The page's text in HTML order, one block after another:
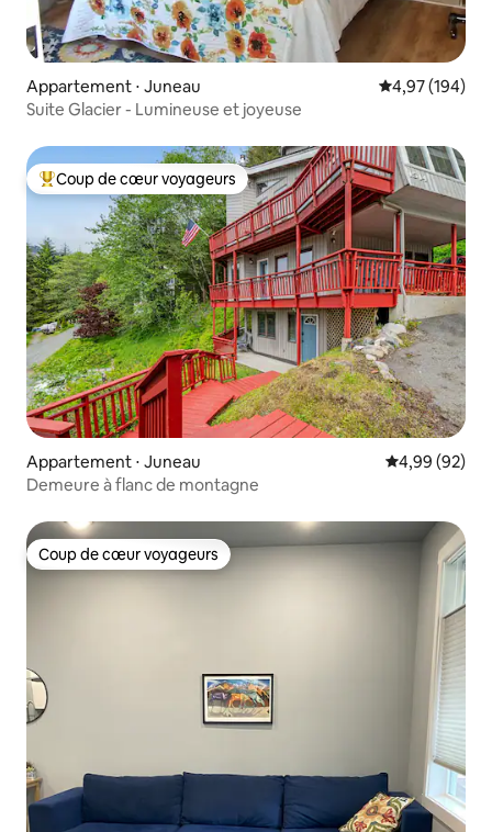
Appartement ⋅ Juneau Évaluation
4,97 (194)
Suite Glacier - Lumineuse et joyeuse
Coups de cœur voyageurs les plus appréciés
Coup de cœur voyageurs
Appartement ⋅ Juneau Évaluation
4,99 (92)
Demeure à flanc de montagne
Coup de cœur voyageurs
Coup de cœur voyageurs